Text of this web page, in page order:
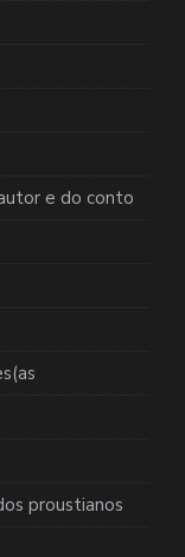
e do conto
proustianos